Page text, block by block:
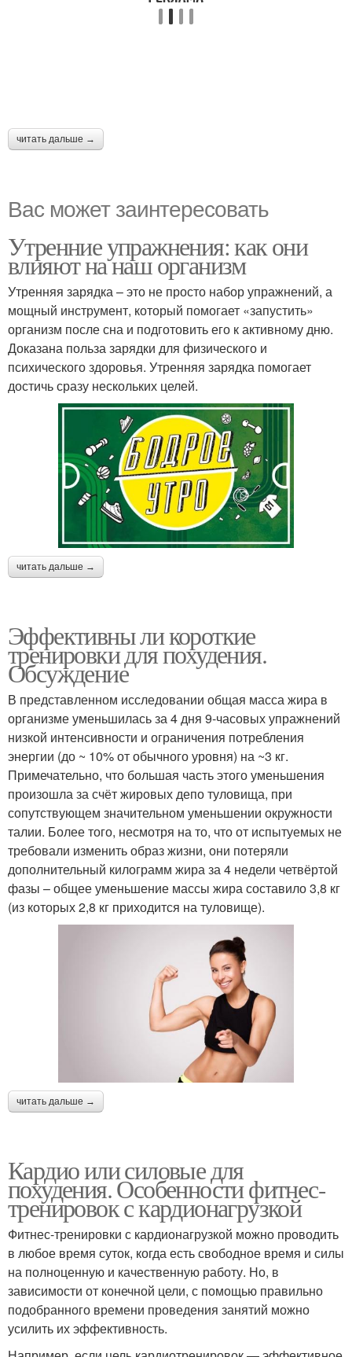
читать дальше →
Вас может заинтересовать
Утренние упражнения: как они
влияют на наш организм
Утренняя зарядка – это не просто набор упражнений, а
мощный инструмент, который помогает «запустить»
организм после сна и подготовить его к активному дню.
Доказана польза зарядки для физического и
психического здоровья. Утренняя зарядка помогает
достичь сразу нескольких целей.
читать дальше →
Эффективны ли короткие
тренировки для похудения.
Обсуждение
В представленном исследовании общая масса жира в
организме уменьшилась за 4 дня 9-часовых упражнений
низкой интенсивности и ограничения потребления
энергии (до ~ 10% от обычного уровня) на ~3 кг.
Примечательно, что большая часть этого уменьшения
произошла за счёт жировых депо туловища, при
сопутствующем значительном уменьшении окружности
талии. Более того, несмотря на то, что от испытуемых не
требовали изменить образ жизни, они потеряли
дополнительный килограмм жира за 4 недели четвёртой
фазы – общее уменьшение массы жира составило 3,8 кг
(из которых 2,8 кг приходится на туловище).
читать дальше →
Кардио или силовые для
похудения. Особенности фитнес-
тренировок с кардионагрузкой
Фитнес-тренировки с кардионагрузкой можно проводить
в любое время суток, когда есть свободное время и силы
на полноценную и качественную работу. Но, в
зависимости от конечной цели, с помощью правильно
подобранного времени проведения занятий можно
усилить их эффективность.